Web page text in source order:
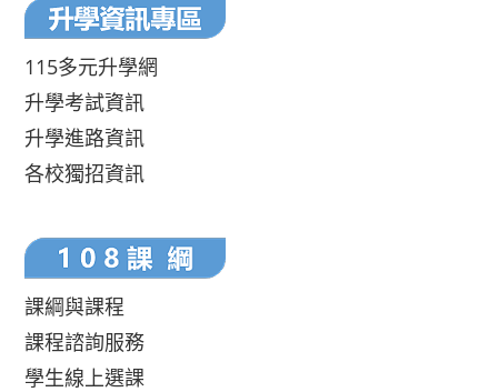
115多元升學網
升學考試資訊
升學進路資訊
各校獨招資訊
課綱與課程
課程諮詢服務
學生線上選課